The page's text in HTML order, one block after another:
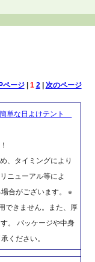
ページ| 1 2| 次のページ
単な日よけテント
、タイミングにより
ニューアル等によ
合がございます。 ※
できません。また、厚
。 パッケージや中身
ください。